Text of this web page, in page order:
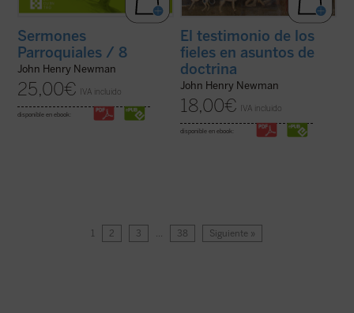
Sermones
Parroquiales / 8
John Henry Newman
25,00€ IVA incluido
disponible en ebook:
El testimonio de los
fieles en asuntos de
doctrina
John Henry Newman
18,00€ IVA incluido
disponible en ebook:
1 2 3 … 38 Siguiente »